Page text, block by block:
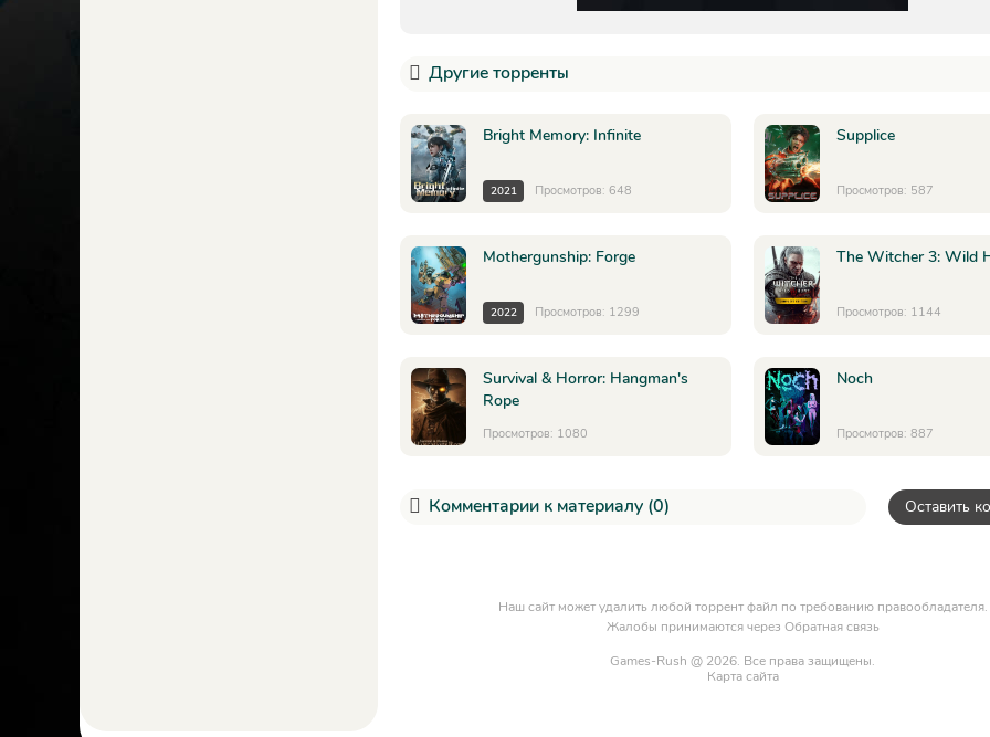
Другие торренты
Bright Memory: Infinite
2021 Просмотров: 648
Supplice
Просмотров: 587
Mothergunship: Forge
2022 Просмотров: 1299
The Witcher 3: Wild
Просмотров: 1144
Survival & Horror: Hangman's
Rope
Просмотров: 1080
Noch
Просмотров: 887
Комментарии к материалу (0) Оставить
Наш сайт может удалить любой торрент файл по требованию правообладателя.
Жалобы принимаются через Обратная связь
Games-Rush @ 2026. Все права защищены.
Карта сайта